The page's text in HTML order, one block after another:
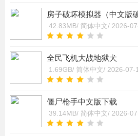
房子破坏模拟器（中文版
42.83MB/ 简体中文/ 2026-
全民飞机大战地狱犬
1.69GB/ 简体中文/ 2026-07-
僵尸枪手中文版下载
39.14MB/ 简体中文/ 2026-